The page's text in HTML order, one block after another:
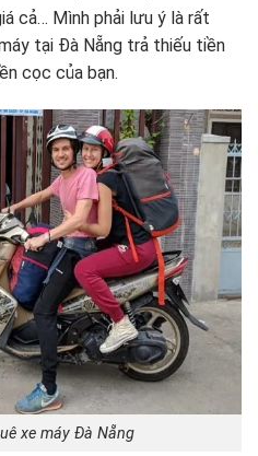
cả… Mình phải lưu ý là rất
tại Đà Nẵng trả thiếu tiền
cọc của bạn.
xe máy Đà Nẵng